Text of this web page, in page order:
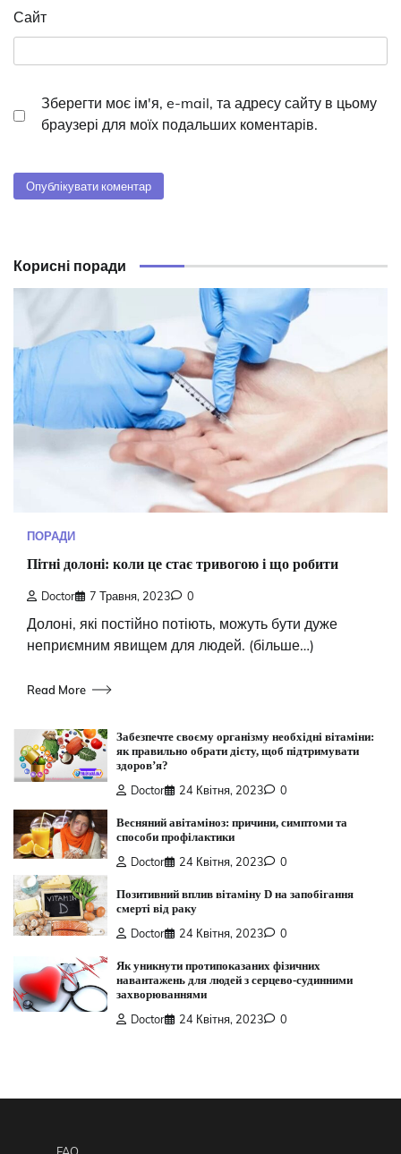
Сайт
Зберегти моє ім'я, e-mail, та адресу сайту в цьому
браузері для моїх подальших коментарів.
Корисні поради
ПОРАДИ
Пітні долоні: коли це стає тривогою і що робити
Doctor 7 Травня, 2023 0
Долоні, які постійно потіють, можуть бути дуже
неприємним явищем для людей. (більше…)
Read More
Забезпечте своєму організму необхідні вітаміни:
як правильно обрати дієту, щоб підтримувати
здоров’я?
Doctor 24 Квітня, 2023 0
Весняний авітаміноз: причини, симптоми та
способи профілактики
Doctor 24 Квітня, 2023 0
Позитивний вплив вітаміну D на запобігання
смерті від раку
Doctor 24 Квітня, 2023 0
Як уникнути протипоказаних фізичних
навантажень для людей з серцево-судинними
захворюваннями
Doctor 24 Квітня, 2023 0